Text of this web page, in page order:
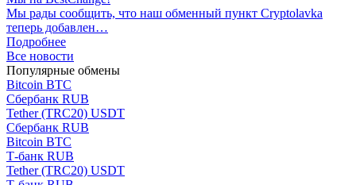
Мы рады сообщить, что наш обменный пункт Cryptolavka
теперь добавлен…
Подробнее
Все новости
Популярные обмены
Bitcoin BTC
Сбербанк RUB
Tether (TRC20) USDT
Сбербанк RUB
Bitcoin BTC
Т-банк RUB
Tether (TRC20) USDT